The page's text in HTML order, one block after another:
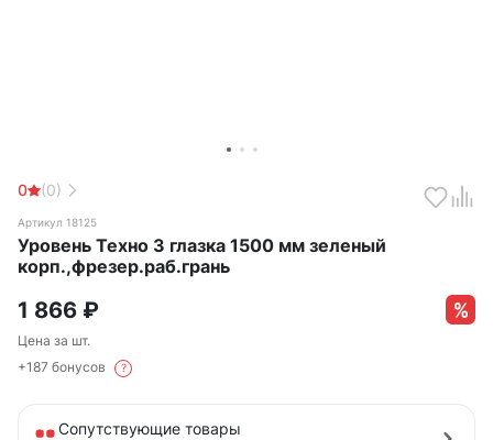
0 (0)
Артикул 18125
Уровень Техно 3 глазка 1500 мм зеленый
корп.,фрезер.раб.грань
1 866 ₽
Цена за шт.
+187 бонусов
?
Сопутствующие товары